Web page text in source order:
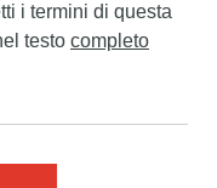
i termini di questa
testo completo